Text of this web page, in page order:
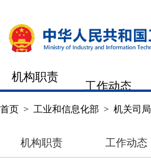
机构职责
工作动态
首页 > 工业和信息化部 > 机关司局
机构职责 工作动态